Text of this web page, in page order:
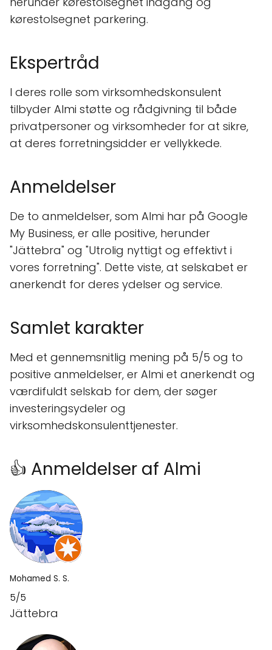
kørestolsegnet parkering.
Ekspertråd
I deres rolle som virksomhedskonsulent
tilbyder Almi støtte og rådgivning til både
privatpersoner og virksomheder for at sikre,
at deres forretningsidder er vellykkede.
Anmeldelser
De to anmeldelser, som Almi har på Google
My Business, er alle positive, herunder
"Jättebra" og "Utrolig nyttigt og effektivt i
vores forretning". Dette viste, at selskabet er
anerkendt for deres ydelser og service.
Samlet karakter
Med et gennemsnitlig mening på 5/5 og to
positive anmeldelser, er Almi et anerkendt og
værdifuldt selskab for dem, der søger
investeringsydeler og
virksomhedskonsulenttjenester.
👍 Anmeldelser af Almi
Mohamed S. S.
5/5
Jättebra